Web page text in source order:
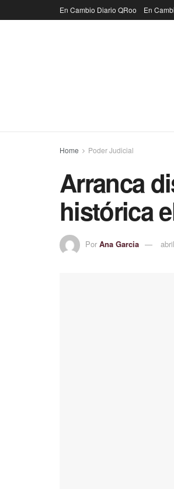
En Cambio Diario QRoo En
Home Poder Judicial
Arranca
histórica
Por Ana Garcia